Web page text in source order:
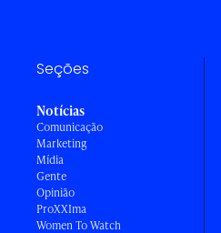
Seções
Notícias
Comunicação
Marketing
Mídia
Gente
Opinião
ProXXIma
Women To Watch